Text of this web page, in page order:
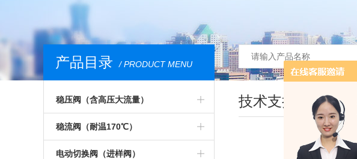
产品目录 / PRODUCT MENU
稳压阀（含高压大流量）
电子传感器稳压阀
小稳压阀（不锈钢低压）
稳流阀（耐温170℃）
稳流阀（带刻度盘）
电动切换阀（进样阀）
技术支持